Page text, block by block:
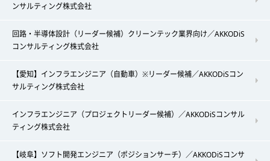
ンサルティング株式会社
回路・半導体設計（リーダー候補）クリーンテック業界向け／AKKODiS
コンサルティング株式会社
【愛知】インフラエンジニア（自動車）※リーダー候補／AKKODiSコン
サルティング株式会社
インフラエンジニア（プロジェクトリーダー候補）／AKKODiSコンサル
ティング株式会社
【岐阜】ソフト開発エンジニア（ポジションサーチ）／AKKODiSコンサ